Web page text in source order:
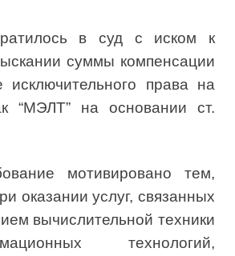
в суд с иском к
суммы компенсации
права на
“МЭЛТ” на основании ст.
мотивировано тем,
оказании услуг, связанных
вычислительной техники
технологий,